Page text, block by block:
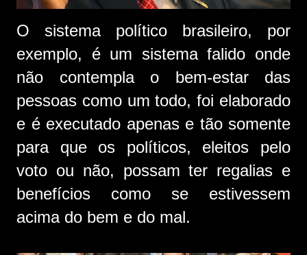
O sistema político brasileiro, por
exemplo, é um sistema falido onde
não contempla o bem-estar das
pessoas como um todo, foi elaborado
e é executado apenas e tão somente
para que os políticos, eleitos pelo
voto ou não, possam ter regalias e
benefícios como se estivessem
acima do bem e do mal.